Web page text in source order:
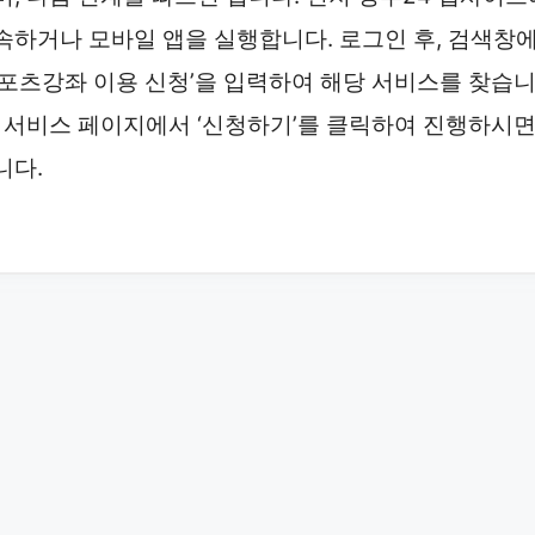
하거나 모바일 앱을 실행합니다. 로그인 후, 검색창에
츠강좌 이용 신청’을 입력하여 해당 서비스를 찾습니
비스 페이지에서 ‘신청하기’를 클릭하여 진행하시면
다.